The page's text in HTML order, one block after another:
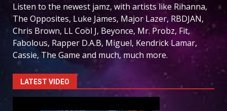
Listen to the newest jamz, with artists like Rihanna,
The Opposites, Luke James, Major Lazer, RBDJAN,
Chris Brown, LL Cool J, Beyonce, Mr. Probz, Fit,
Fabolous, Rapper D.A.B, Miguel, Kendrick Lamar,
Cassie, The Game and much, much more.
LATEST VIDEO